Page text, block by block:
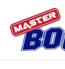
content